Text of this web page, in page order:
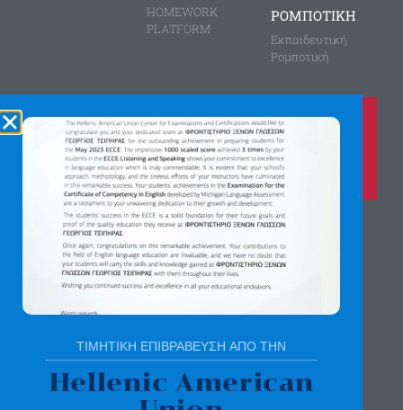
HOMEWORK
PLATFORM
ΡΟΜΠΟΤΙΚΗ
Εκπαιδευτική
Ρομποτική
Καλέστε μας τώρα στο
210 8028149
για περισσότερες πληροφορίες
Αγίας Παρασκευής 8, Άνω Πεύκη
Αργύρη Γεωργίου 2, Λυκόβρυση
Πατήστε εδώ για χάρτη
ΤΙΜΗΤΙΚΗ ΕΠΙΒΡΑΒΕΥΣΗ ΑΠΟ ΤΗΝ
Hellenic American